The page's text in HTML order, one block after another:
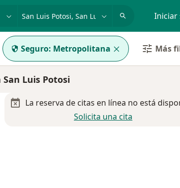
o nombre Iniciar
Seguro: Metropolitana Más
Luis Potosi
La reserva de citas en línea no está
Solicita una cita